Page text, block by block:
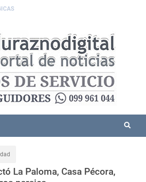
La Paloma, Casa Pécora,